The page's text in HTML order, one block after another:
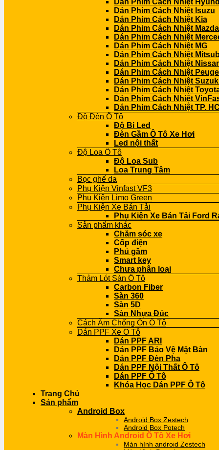
Dán Phim Cách Nhiệt
Dán Phim Cách Nhiệt Isuzu
Dán Phim Cách Nhiệt Kia
Dán Phim Cách Nhiệt Mazda
Dán Phim Cách Nhiệt
Dán Phim Cách Nhiệt MG
Dán Phim Cách Nhiệt
Dán Phim Cách Nhiệt
Dán Phim Cách Nhiệt
Dán Phim Cách Nhiệt
Dán Phim Cách Nhiệt
Dán Phim Cách Nhiệt
Dán Phim Cách Nhiệt TP.
Độ Đèn Ô Tô
Độ Bi Led
Đèn Gầm Ô Tô Xe Hơi
Led nội thất
Độ Loa Ô Tô
Độ Loa Sub
Loa Trung Tâm
Bọc ghế da
Phụ Kiện Vinfast VF3
Phụ Kiện Limo Green
Phụ Kiện Xe Bán Tải
Phụ Kiện Xe Bán Tải Ford
Sản phẩm khác
Chăm sóc xe
Cốp điện
Phủ gầm
Smart key
Chưa phân loại
Thảm Lót Sàn Ô Tô
Carbon Fiber
Sàn 360
Sàn 5D
Sàn Nhựa Đúc
Cách Âm Chống Ồn Ô Tô
Dán PPF Xe Ô Tô
Dán PPF ARI
Dán PPF Bảo Vệ Mặt Bàn
Dán PPF Đèn Pha
Dán PPF Nội Thất Ô Tô
Dán PPF Ô Tô
Khóa Học Dán PPF Ô Tô
Trang Chủ
Sản phẩm
Android Box
Android Box Zestech
Android Box Potech
Màn Hình Android Ô Tô Xe Hơi
Màn hình android Zestech